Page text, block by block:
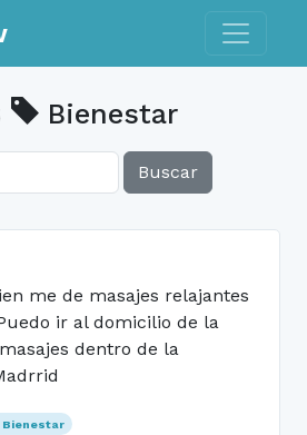
Toggle
Bienestar
Buscar
me de masajes relajantes
ir al domicilio de la
dentro de la
Bienestar